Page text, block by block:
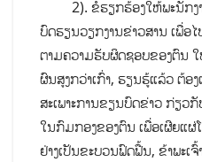
2). ຂໍຮຽກຮ້ອງໃຫ້ພະນັກງາ
ບົດຮຽນວຽກງານຂ່າວສານ ເພື່ອ
ຕາມຄວາມຮັບຜິດຊອບຂອງຕົນ
ຜົນສູງກວ່າເກົ່າ, ຮຽນຮູ້ແລ້ວ ຕ້ອ
ສະເພາະການຂຽນບົດຂ່າວ ກ່ຽວ
ໃນກົມກອງຂອງຕົນ ເພື່ອເຜີຍແຜ່
ຢ່າງເປັນຂະບວນຟົດຟື້ນ, ຂ້າພະເ